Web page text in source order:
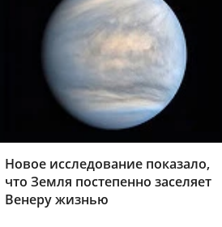
Новое исследование показало,
что Земля постепенно заселяет
Венеру жизнью